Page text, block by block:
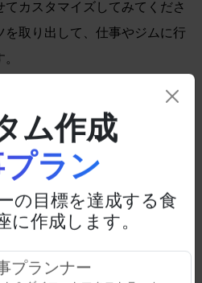
カスタマイズしてみてくださ
取り出して、仕事やジムに行
理をすることを厭わない人に
てください。週末に醤油、生
ソースを準備し、その混合物
に野菜を切って冷蔵庫に保存
ンパク質と切った野菜を熱い
満腹感のある夕食を作りま
ム作成
ラン
の目標を達成する食
に作成します。
プランナー